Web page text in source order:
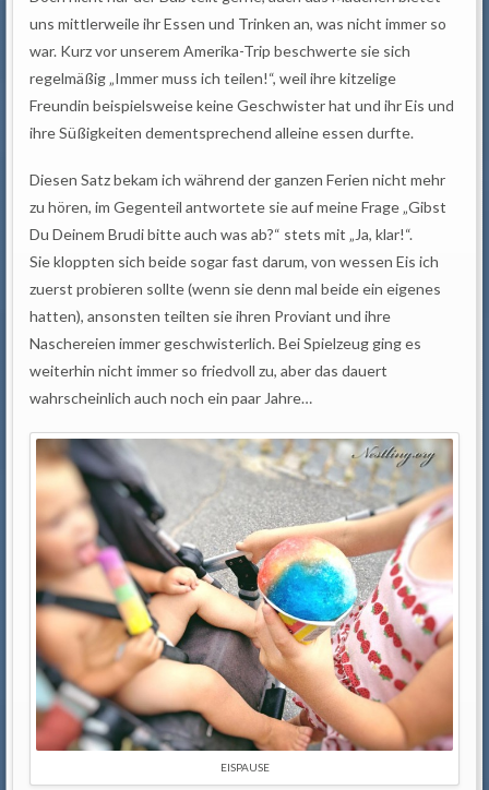
uns mittlerweile ihr Essen und Trinken an, was nicht immer so
war. Kurz vor unserem Amerika-Trip beschwerte sie sich
regelmäßig „Immer muss ich teilen!“, weil ihre kitzelige
Freundin beispielsweise keine Geschwister hat und ihr Eis und
ihre Süßigkeiten dementsprechend alleine essen durfte.
Diesen Satz bekam ich während der ganzen Ferien nicht mehr
zu hören, im Gegenteil antwortete sie auf meine Frage „Gibst
Du Deinem Brudi bitte auch was ab?“ stets mit „Ja, klar!“.
Sie kloppten sich beide sogar fast darum, von wessen Eis ich
zuerst probieren sollte (wenn sie denn mal beide ein eigenes
hatten), ansonsten teilten sie ihren Proviant und ihre
Naschereien immer geschwisterlich. Bei Spielzeug ging es
weiterhin nicht immer so friedvoll zu, aber das dauert
wahrscheinlich auch noch ein paar Jahre…
EISPAUSE